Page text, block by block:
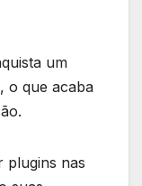
um
o que acaba
plugins nas